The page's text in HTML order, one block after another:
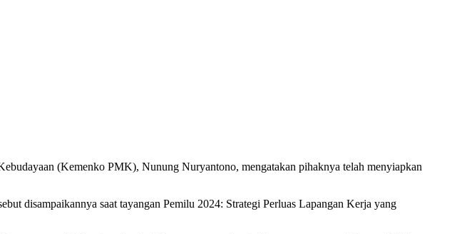
(Kemenko PMK), Nunung Nuryantono, mengatakan pihaknya telah menyiapkan
disampaikannya saat tayangan Pemilu 2024: Strategi Perluas Lapangan Kerja yang